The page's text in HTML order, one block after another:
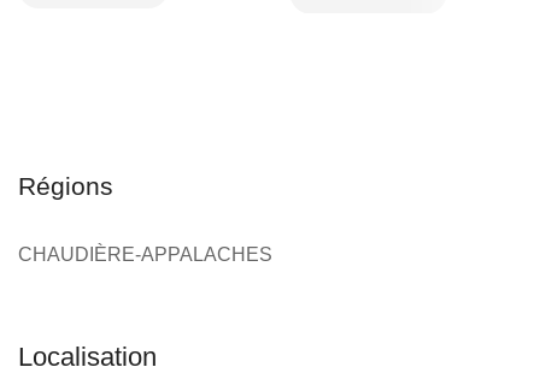
Régions
CHAUDIÈRE-APPALACHES